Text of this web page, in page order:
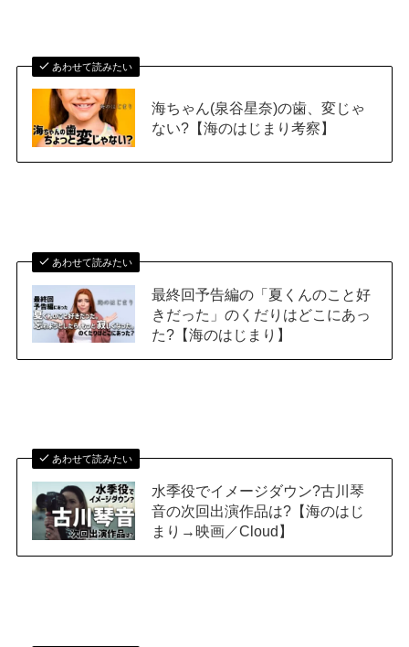
あわせて読みたい
海ちゃん(泉谷星奈)の歯、変じゃ
ない?【海のはじまり考察】
あわせて読みたい
最終回予告編の「夏くんのこと好
きだった」のくだりはどこにあっ
た?【海のはじまり】
あわせて読みたい
水季役でイメージダウン?古川琴
音の次回出演作品は?【海のはじ
まり→映画／Cloud】